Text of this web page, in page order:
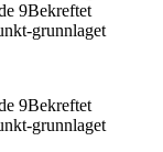
9Bekreftet
grunnlaget
9Bekreftet
grunnlaget